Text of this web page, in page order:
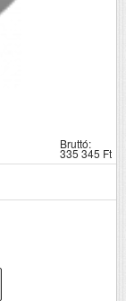
Bruttó:
335 345 Ft